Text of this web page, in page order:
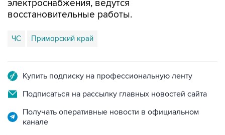
ЧС Приморский край
Подписаться на рассылку главных новостей сайта
Получать оперативные новости в официальном